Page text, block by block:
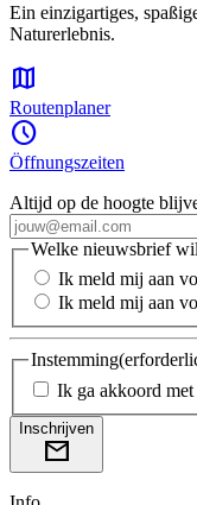
Ein einzigartiges,
Naturerlebnis.
map
Routenplaner
access_time
Öffnungszeiten
Altijd op de hoogte
Welke nieuwsbrief
Ik meld mij aan
Ik meld mij aan
Instemming
Ik ga akkoord met
Inschrijven
mail